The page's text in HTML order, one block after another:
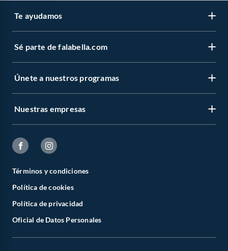
Te ayudamos
Sé parte de falabella.com
Únete a nuestros programas
Nuestras empresas
Términos y condiciones
Política de cookies
Política de privacidad
Oficial de Datos Personales